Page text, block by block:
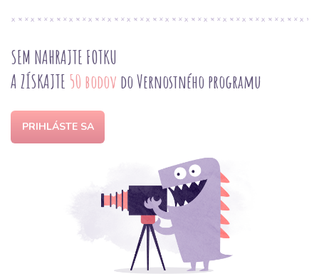
SEM NAHRAJTE FOTKU
A ZÍSKAJTE 50 bodov do Vernostného programu
PRIHLÁSTE SA